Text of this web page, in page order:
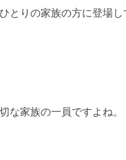
とりの家族の方に登場し
な家族の一員ですよね。